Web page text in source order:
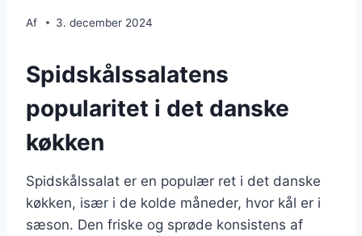
Af 3. december 2024
Spidskålssalatens
popularitet i det danske
køkken
Spidskålssalat er en populær ret i det danske
køkken, især i de kolde måneder, hvor kål er i
sæson. Den friske og sprøde konsistens af